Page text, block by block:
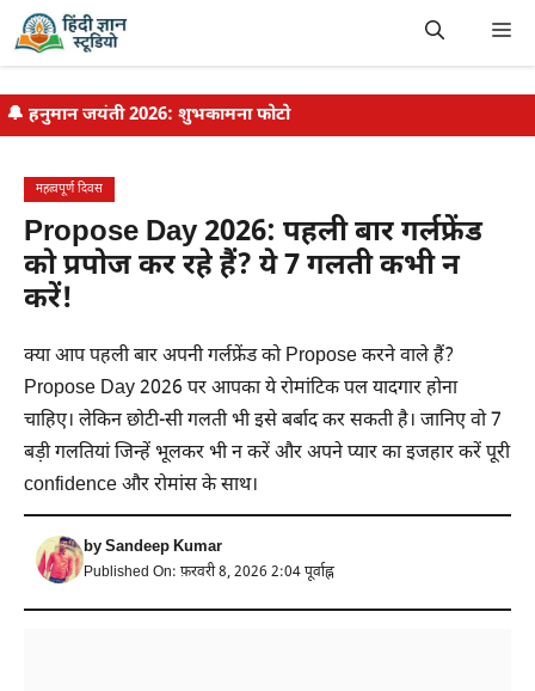
Skip
🔔 हनुमान जयंती 2026: शुभकामना फोटो
महत्वपूर्ण दिवस
Propose Day 2026: पहली बार गर्लफ्रेंड
को प्रपोज कर रहे हैं? ये 7 गलती कभी न
करें!
क्या आप पहली बार अपनी गर्लफ्रेंड को Propose करने वाले हैं?
Propose Day 2026 पर आपका ये रोमांटिक पल यादगार होना
चाहिए। लेकिन छोटी-सी गलती भी इसे बर्बाद कर सकती है। जानिए वो 7
बड़ी गलतियां जिन्हें भूलकर भी न करें और अपने प्यार का इजहार करें पूरी
confidence और रोमांस के साथ।
bySandeep Kumar
Published On: फ़रवरी 8, 2026 2:04 पूर्वाह्न